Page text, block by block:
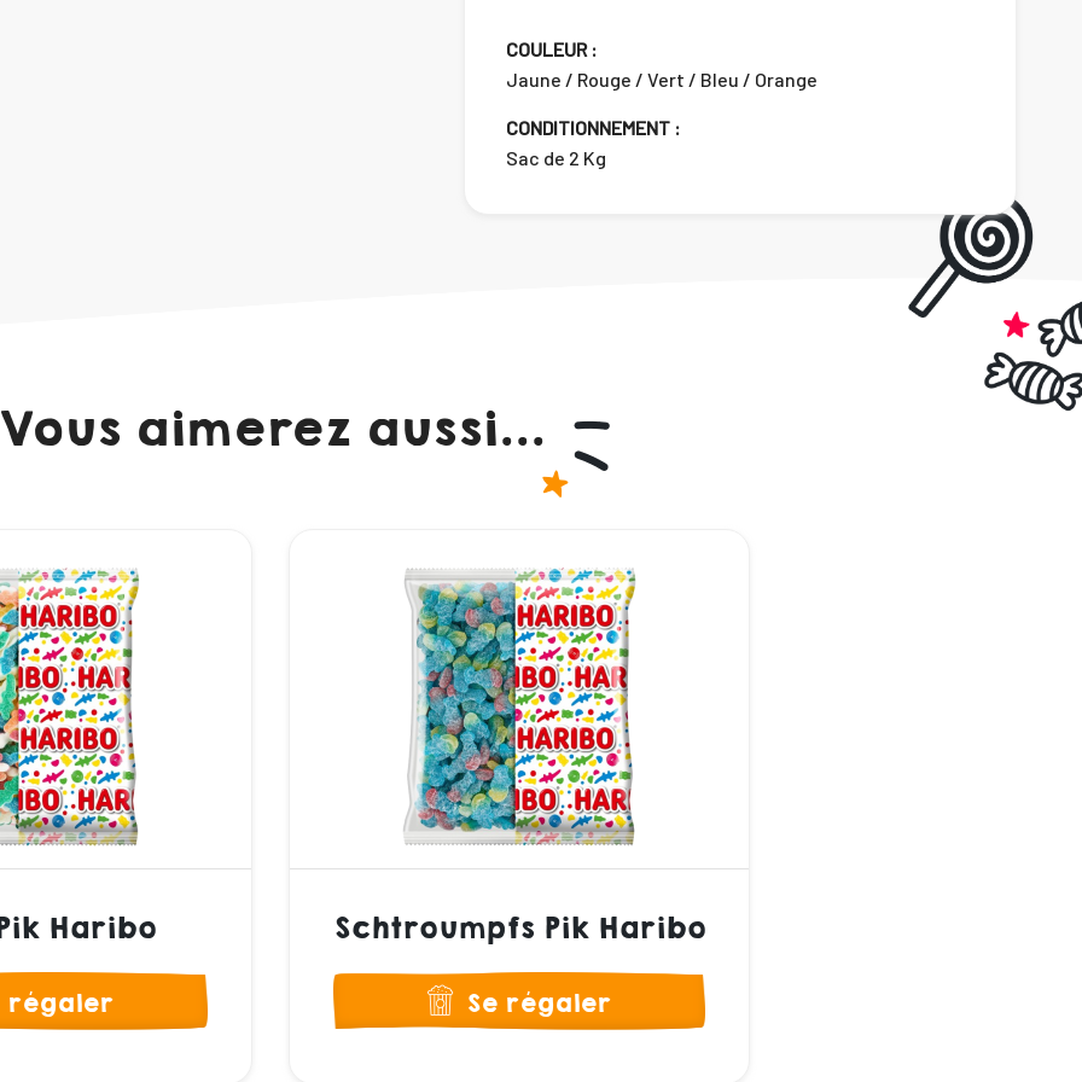
COULEUR :
Jaune / Rouge / Vert / Bleu / Orange
CONDITIONNEMENT :
Sac de 2 Kg
aimerez aussi...
Haribo
régaler
Schtroumpfs Pik Haribo
Se régaler